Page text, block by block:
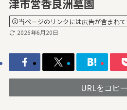
津市営香良洲墓園
当ページのリンクには広告が含まれて
2026年6月20日
URLをコピ